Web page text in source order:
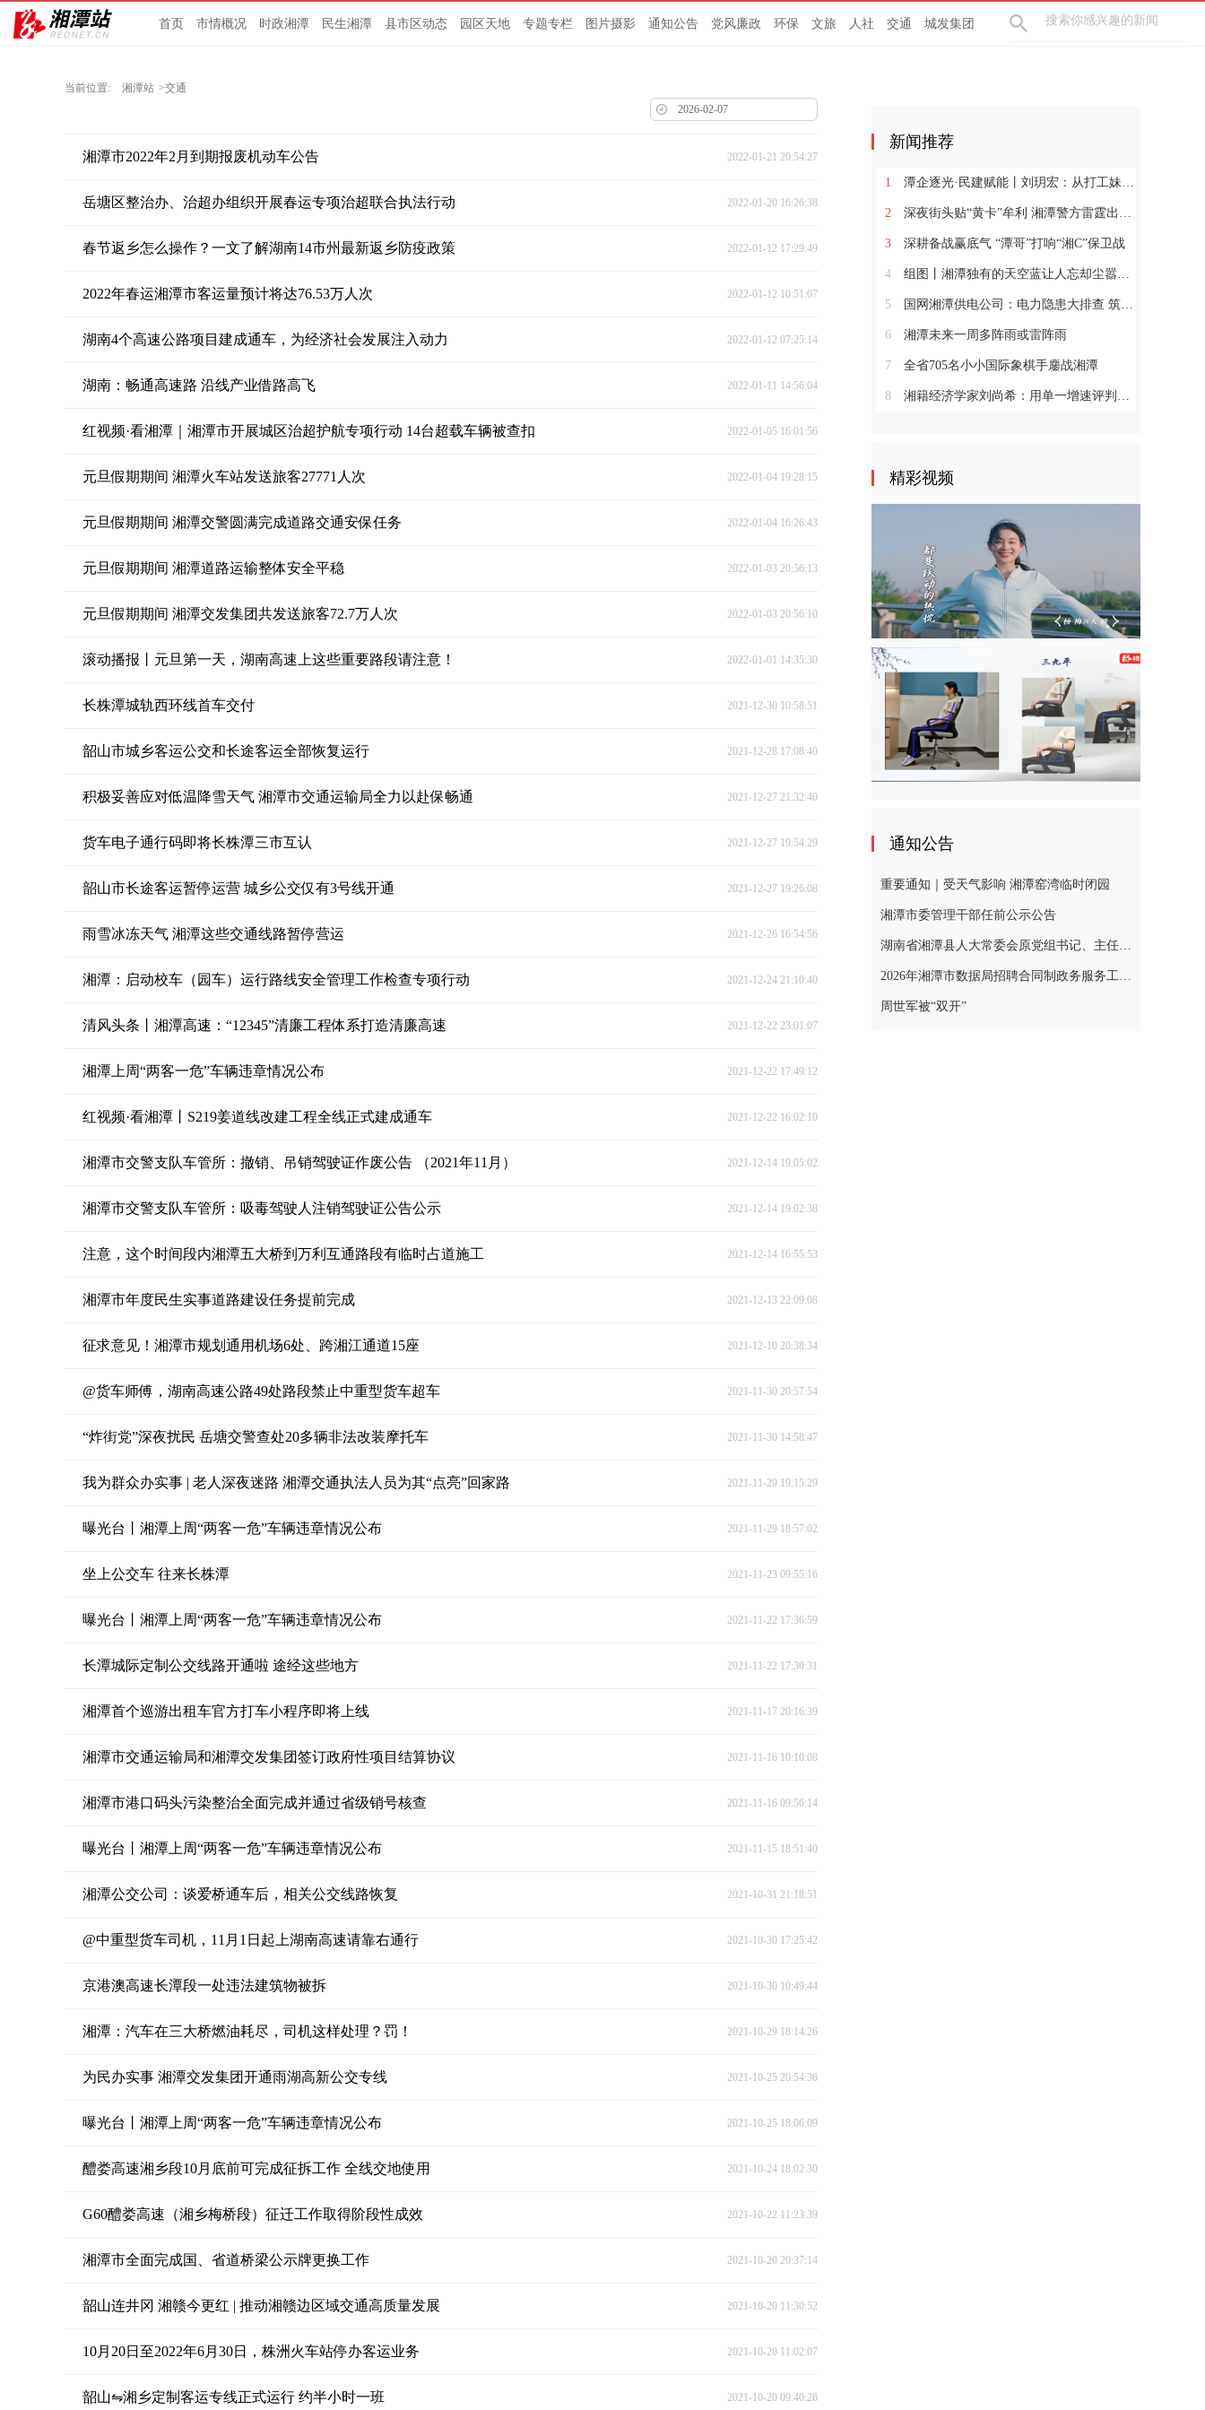
首页 市情概况 时政湘潭 民生湘潭 县市区动态 园区天地 专题专栏 图片摄影 通知公告 党风廉政 环保 文旅 人社 交通 城发集团
当前位置: 湘潭站 >交通
湘潭市2022年2月到期报废机动车公告 2022-01-21 20:54:27
岳塘区整治办、治超办组织开展春运专项治超联合执法行动 2022-01-20 16:26:38
春节返乡怎么操作？一文了解湖南14市州最新返乡防疫政策 2022-01-12 17:29:49
2022年春运湘潭市客运量预计将达76.53万人次 2022-01-12 10:51:07
湖南4个高速公路项目建成通车，为经济社会发展注入动力 2022-01-12 07:25:14
湖南：畅通高速路 沿线产业借路高飞 2022-01-11 14:56:04
红视频·看湘潭｜湘潭市开展城区治超护航专项行动 14台超载车辆被查扣 2022-01-05 16:01:56
元旦假期期间 湘潭火车站发送旅客27771人次 2022-01-04 19:28:15
元旦假期期间 湘潭交警圆满完成道路交通安保任务 2022-01-04 16:26:43
元旦假期期间 湘潭道路运输整体安全平稳 2022-01-03 20:56:13
元旦假期期间 湘潭交发集团共发送旅客72.7万人次 2022-01-03 20:56:10
滚动播报丨元旦第一天，湖南高速上这些重要路段请注意！ 2022-01-01 14:35:30
长株潭城轨西环线首车交付 2021-12-30 10:58:51
韶山市城乡客运公交和长途客运全部恢复运行 2021-12-28 17:08:40
积极妥善应对低温降雪天气 湘潭市交通运输局全力以赴保畅通 2021-12-27 21:32:40
货车电子通行码即将长株潭三市互认 2021-12-27 19:54:29
韶山市长途客运暂停运营 城乡公交仅有3号线开通 2021-12-27 19:26:08
雨雪冰冻天气 湘潭这些交通线路暂停营运 2021-12-26 16:54:56
湘潭：启动校车（园车）运行路线安全管理工作检查专项行动 2021-12-24 21:10:40
清风头条丨湘潭高速：“12345”清廉工程体系打造清廉高速 2021-12-22 23:01:07
湘潭上周“两客一危”车辆违章情况公布 2021-12-22 17:49:12
红视频·看湘潭丨S219姜道线改建工程全线正式建成通车 2021-12-22 16:02:10
湘潭市交警支队车管所：撤销、吊销驾驶证作废公告 （2021年11月） 2021-12-14 19:05:02
湘潭市交警支队车管所：吸毒驾驶人注销驾驶证公告公示 2021-12-14 19:02:38
注意，这个时间段内湘潭五大桥到万利互通路段有临时占道施工 2021-12-14 16:55:53
湘潭市年度民生实事道路建设任务提前完成 2021-12-13 22:09:08
征求意见！湘潭市规划通用机场6处、跨湘江通道15座 2021-12-10 20:38:34
@货车师傅，湖南高速公路49处路段禁止中重型货车超车 2021-11-30 20:57:54
“炸街党”深夜扰民 岳塘交警查处20多辆非法改装摩托车 2021-11-30 14:58:47
我为群众办实事 | 老人深夜迷路 湘潭交通执法人员为其“点亮”回家路 2021-11-29 19:15:29
曝光台丨湘潭上周“两客一危”车辆违章情况公布 2021-11-29 18:57:02
坐上公交车 往来长株潭 2021-11-23 09:55:16
曝光台丨湘潭上周“两客一危”车辆违章情况公布 2021-11-22 17:36:59
长潭城际定制公交线路开通啦 途经这些地方 2021-11-22 17:30:31
湘潭首个巡游出租车官方打车小程序即将上线 2021-11-17 20:16:39
湘潭市交通运输局和湘潭交发集团签订政府性项目结算协议 2021-11-16 10:10:08
湘潭市港口码头污染整治全面完成并通过省级销号核查 2021-11-16 09:56:14
曝光台丨湘潭上周“两客一危”车辆违章情况公布 2021-11-15 18:51:40
湘潭公交公司：谈爱桥通车后，相关公交线路恢复 2021-10-31 21:18:51
@中重型货车司机，11月1日起上湖南高速请靠右通行 2021-10-30 17:25:42
京港澳高速长潭段一处违法建筑物被拆 2021-10-30 10:49:44
湘潭：汽车在三大桥燃油耗尽，司机这样处理？罚！ 2021-10-29 18:14:26
为民办实事 湘潭交发集团开通雨湖高新公交专线 2021-10-25 20:54:36
曝光台丨湘潭上周“两客一危”车辆违章情况公布 2021-10-25 18:06:09
醴娄高速湘乡段10月底前可完成征拆工作 全线交地使用 2021-10-24 18:02:30
G60醴娄高速（湘乡梅桥段）征迁工作取得阶段性成效 2021-10-22 11:23:39
湘潭市全面完成国、省道桥梁公示牌更换工作 2021-10-20 20:37:14
韶山连井冈 湘赣今更红 | 推动湘赣边区域交通高质量发展 2021-10-20 11:30:52
10月20日至2022年6月30日，株洲火车站停办客运业务 2021-10-20 11:02:07
韶山⇋湘乡定制客运专线正式运行 约半小时一班 2021-10-20 09:40:26
新闻推荐
1 潭企逐光·民建赋能丨刘玥宏：从打工妹到暖通“娘子军”领军人
2 深夜街头贴“黄卡”牟利 湘潭警方雷霆出击依法行政拘留
3 深耕备战赢底气 “潭哥”打响“湘C”保卫战
4 组图丨湘潭独有的天空蓝让人忘却尘嚣，沉醉其中
5 国网湘潭供电公司：电力隐患大排查 筑牢安全“防护网”
6 湘潭未来一周多阵雨或雷阵雨
7 全省705名小小国际象棋手鏖战湘潭
8 湘籍经济学家刘尚希：用单一增速评判区域经济有三大误区
精彩视频
通知公告
重要通知｜受天气影响 湘潭窑湾临时闭园
湘潭市委管理干部任前公示公告
湖南省湘潭县人大常委会原党组书记、主任黄忠德涉嫌严重违纪违法，接受审查调查
2026年湘潭市数据局招聘合同制政务服务工作人员公告
周世军被“双开”